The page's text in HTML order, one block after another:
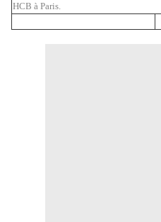
HCB à Paris.